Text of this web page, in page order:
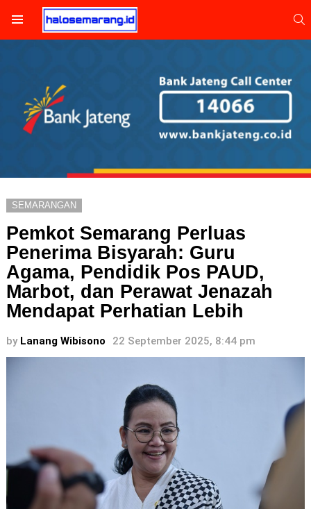
SEMARANGAN
Pemkot Semarang Perluas
Penerima Bisyarah: Guru
Agama, Pendidik Pos PAUD,
Marbot, dan Perawat Jenazah
Mendapat Perhatian Lebih
by Lanang Wibisono 22 September 2025, 8:44 pm